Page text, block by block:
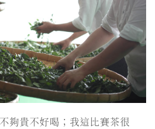
夠貴不好喝；我這比賽茶很